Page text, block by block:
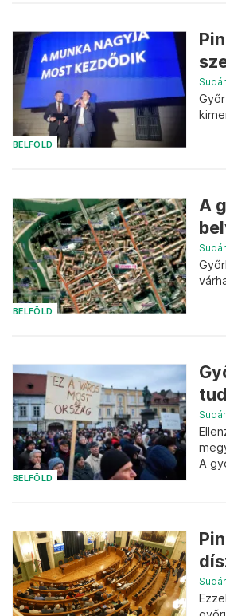
BELFÖLD
BELFÖLD
A
BELFÖLD
A